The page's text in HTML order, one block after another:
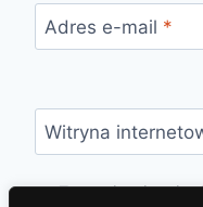
Adres e-mail *
Witryna
Zapamiętaj moje